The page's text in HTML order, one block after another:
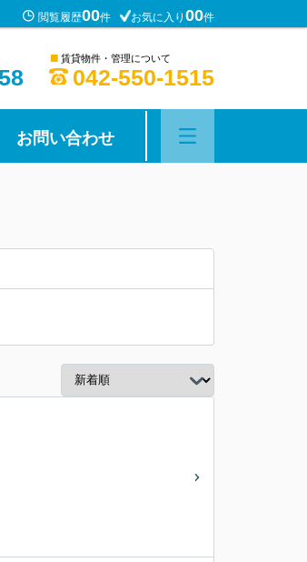
閲覧履歴00件 お気に入り 00件
■ 賃貸物件・管理について
042-550-1515
お問い合わせ